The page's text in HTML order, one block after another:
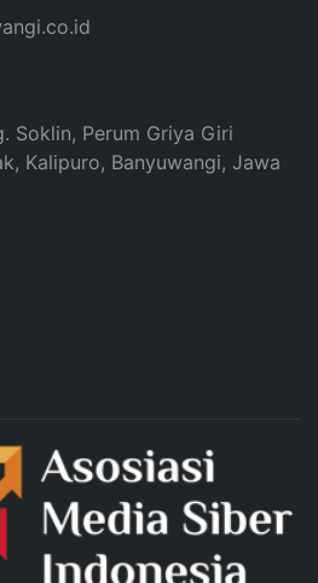
Soklin, Perum Griya Giri
Kalipuro, Banyuwangi, Jawa